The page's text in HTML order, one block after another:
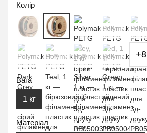
Колір
+8
Вага
1 кг
Матеріал